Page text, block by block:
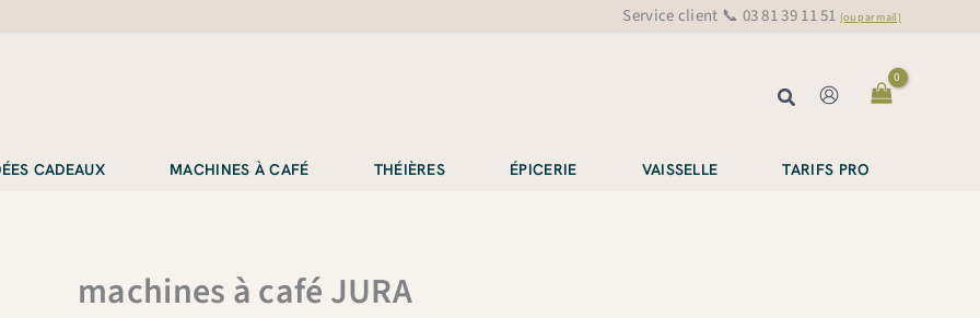
Service client 📞 03 81 39 11 51 (ou par mail)
Rechercher
CADEAUX MACHINES À CAFÉ THÉIÈRES ÉPICERIE VAISSELLE TARIFS PRO
machines à café JURA